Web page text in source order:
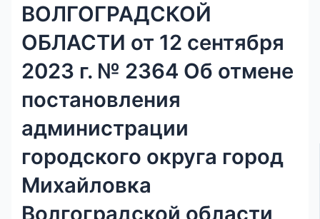
ВОЛГОГРАДСКОЙ
ОБЛАСТИ от 12 сентября
2023 г. № 2364 Об отмене
постановления
администрации
городского округа город
Михайловка
Волгоградской области